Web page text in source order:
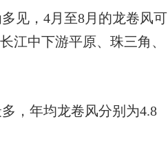
见，4月至8月的龙卷风可
江中下游平原、珠三角、
，年均龙卷风分别为4.8